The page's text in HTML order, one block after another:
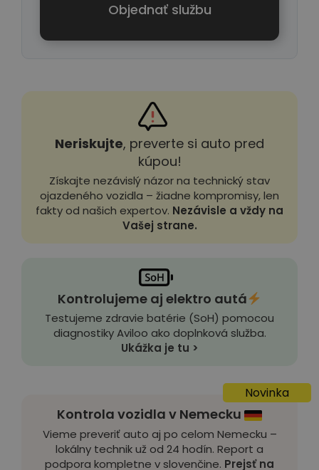
Objednať službu
Neriskujte, preverte si auto pred
kúpou!
Získajte nezávislý názor na technický stav
ojazdeného vozidla – žiadne kompromisy, len
fakty od našich expertov. Nezávisle a vždy na
Vašej strane.
Kontrolujeme aj elektro autá
Testujeme zdravie batérie (SoH) pomocou
diagnostiky Aviloo ako doplnková služba.
Ukážka je tu >
Novinka
Kontrola vozidla v Nemecku
Vieme preveriť auto aj po celom Nemecku –
lokálny technik už od 24 hodín. Report a
podpora kompletne v slovenčine. Prejsť na